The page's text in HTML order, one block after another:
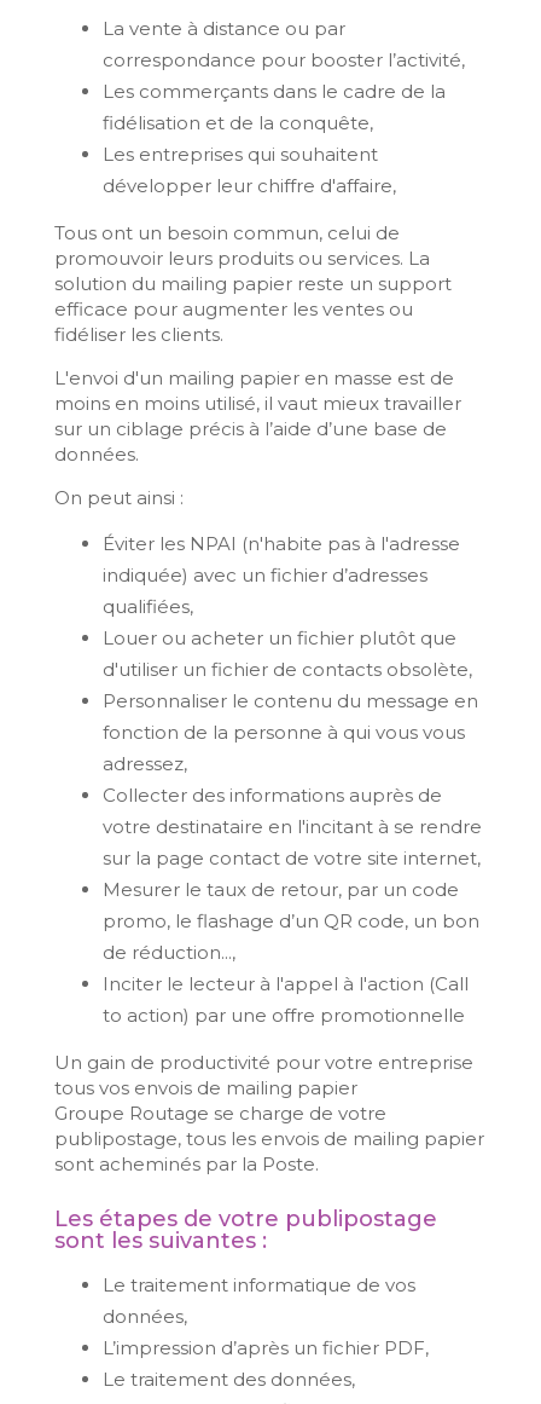
La vente à distance ou par
correspondance pour booster l’activité,
Les commerçants dans le cadre de la
fidélisation et de la conquête,
Les entreprises qui souhaitent
développer leur chiffre d'affaire,
Tous ont un besoin commun, celui de
promouvoir leurs produits ou services. La
solution du mailing papier reste un support
efficace pour augmenter les ventes ou
fidéliser les clients.
L'envoi d'un mailing papier en masse est de
moins en moins utilisé, il vaut mieux travailler
sur un ciblage précis à l’aide d’une base de
données.
On peut ainsi :
Éviter les NPAI (n'habite pas à l'adresse
indiquée) avec un fichier d’adresses
qualifiées,
Louer ou acheter un fichier plutôt que
d'utiliser un fichier de contacts obsolète,
Personnaliser le contenu du message en
fonction de la personne à qui vous vous
adressez,
Collecter des informations auprès de
votre destinataire en l'incitant à se rendre
sur la page contact de votre site internet,
Mesurer le taux de retour, par un code
promo, le flashage d’un QR code, un bon
de réduction...,
Inciter le lecteur à l'appel à l'action (Call
to action) par une offre promotionnelle
Un gain de productivité pour votre entreprise
tous vos envois de mailing papier
Groupe Routage se charge de votre
publipostage, tous les envois de mailing papier
sont acheminés par la Poste.
Les étapes de votre publipostage
sont les suivantes :
Le traitement informatique de vos
données,
L’impression d’après un fichier PDF,
Le traitement des données,